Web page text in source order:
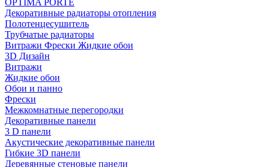
Декоративные радиаторы отопления
Полотенцесушитель
Трубчатые радиаторы
Витражи Фрески Жидкие обои
3D Дизайн
Витражи
Жидкие обои
Обои и панно
Фрески
Межкомнатные перегородки
Декоративные панели
3 D панели
Акустические декоративные панели
Гибкие 3D панели
Деревянные стеновые панели